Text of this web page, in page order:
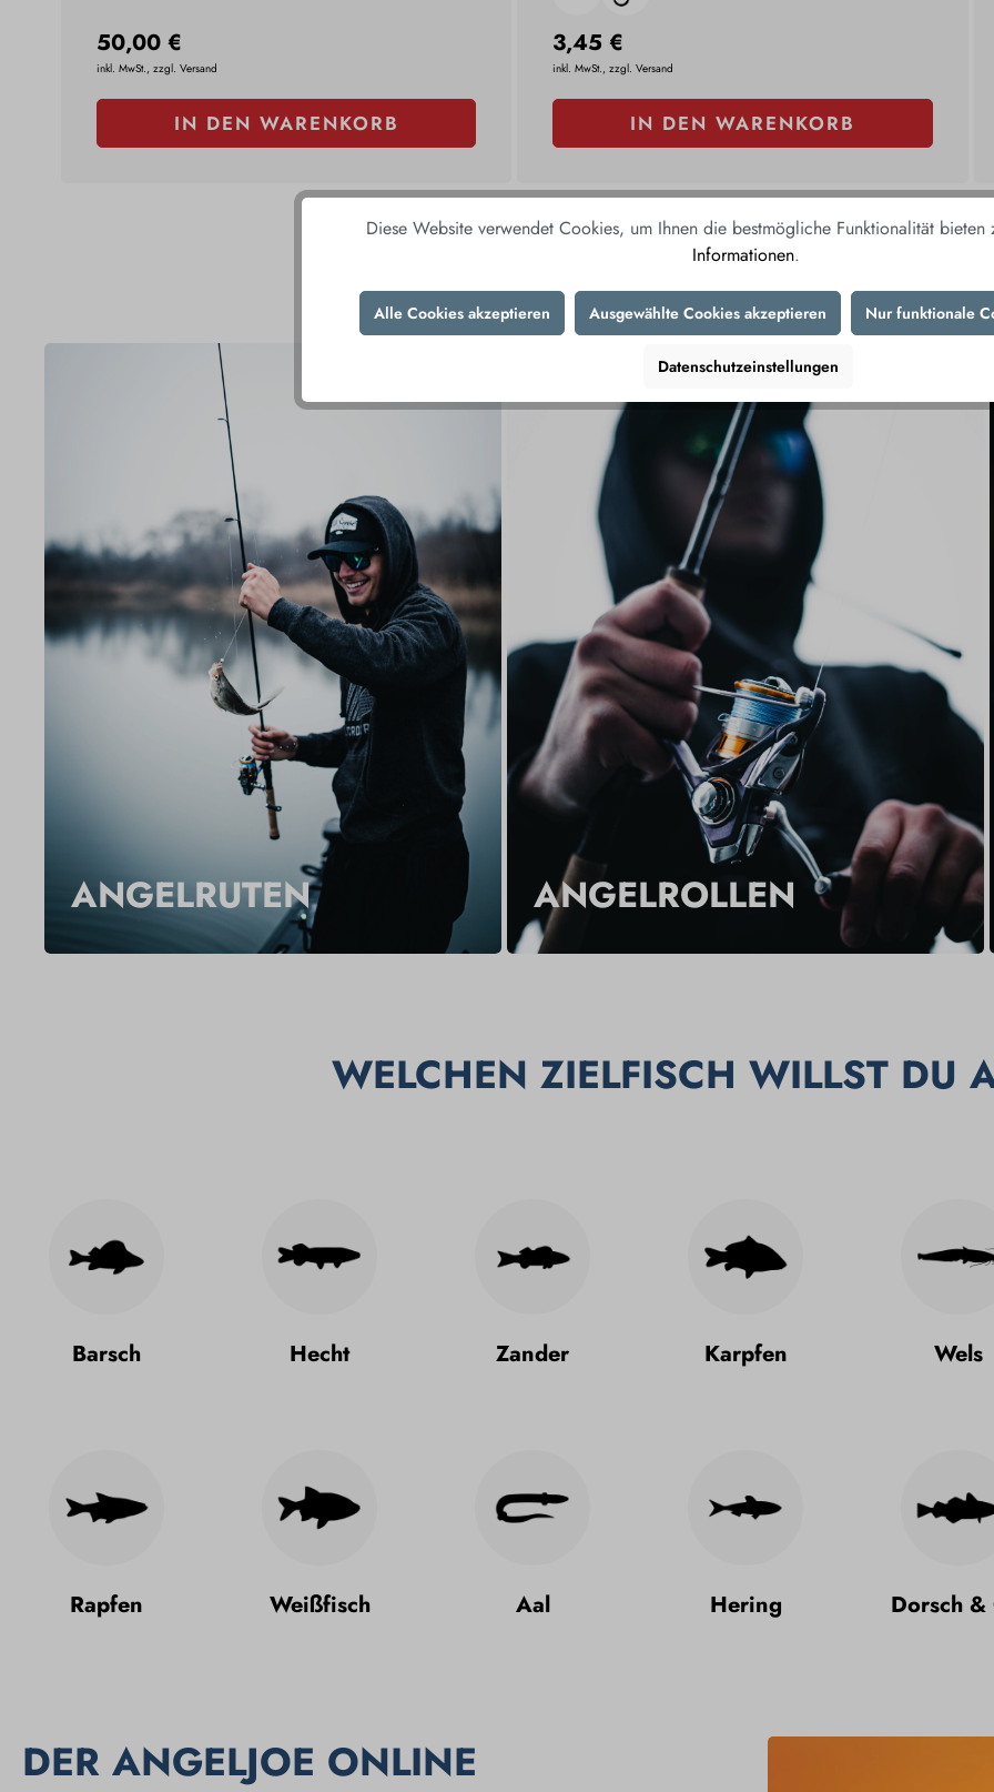
50,00 €
inkl. MwSt., zzgl. Versand
IN DEN WARENKORB
3,45 €
inkl. MwSt., zzgl. Versand
IN DEN WARENKORB
UNSERE TOP
ANGELRUTEN ANGELROLLEN
WELCHEN ZIELFISCH WILLST DU
Barsch Hecht Zander Karpfen Wels
Rapfen Weißfisch Aal Hering Dorsch &
DER ANGELJOE ONLINE
Diese Website verwendet Cookies, um Ihnen die bestmögliche Funktionalität
Informationen.
Alle Cookies akzeptieren Ausgewählte Cookies akzeptieren Nur funktionale
Datenschutzeinstellungen